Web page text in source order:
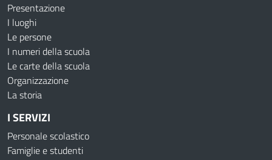
Presentazione
I luoghi
Le persone
I numeri della scuola
Le carte della scuola
Organizzazione
La storia
I SERVIZI
Personale scolastico
Famiglie e studenti